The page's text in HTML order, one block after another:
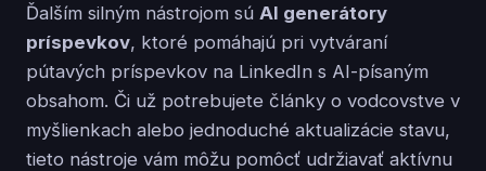
Ďalším silným nástrojom sú AI generátory
príspevkov, ktoré pomáhajú pri vytváraní
pútavých príspevkov na LinkedIn s AI-písaným
obsahom. Či už potrebujete články o vodcovstve v
myšlienkach alebo jednoduché aktualizácie stavu,
tieto nástroje vám môžu pomôcť udržiavať aktívnu